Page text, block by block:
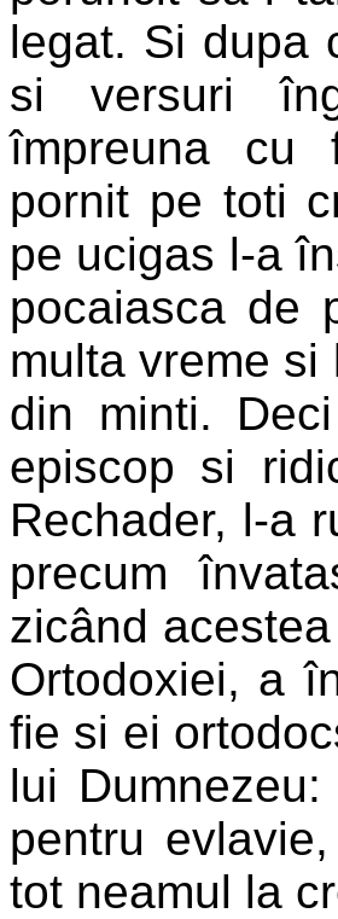
legat. Si dupa
si versuri
împreuna cu
pornit pe toti
pe ucigas l-a
pocaiasca de
multa vreme
din minti.
episcop si
Rechader, l-a
precum
zicând
Ortodoxiei, a
fie si ei
lui
pentru
tot neamul la